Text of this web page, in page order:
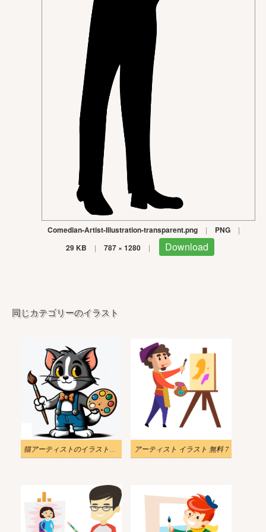
Comedian-Artist-Illustration-transparent.png | PNG |
29 KB | 787 × 1280 | Download
同じカテゴリーのイラスト
猫アーティストのイラストダウンロード アーティスト イラスト 無料 7